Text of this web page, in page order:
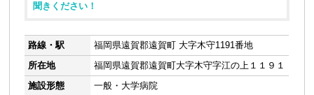
聞きください！
路線・駅
福岡県遠賀郡遠賀町 大字木守1191番地
所在地
福岡県遠賀郡遠賀町大字木守字江の上１１９１
施設形態
一般・大学病院